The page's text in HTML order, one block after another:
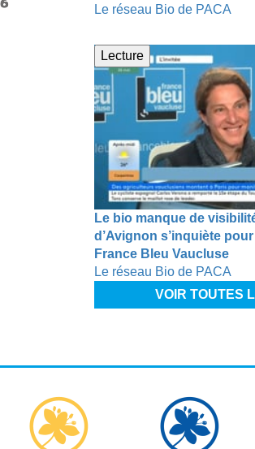
Le réseau Bio de PACA
Lecture
Le bio manque de
d’Avignon s’inquiète
France Bleu Vaucluse
Le réseau Bio de PACA
VOIR TOUTES